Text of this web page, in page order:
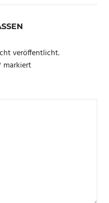
veröffentlicht.
markiert